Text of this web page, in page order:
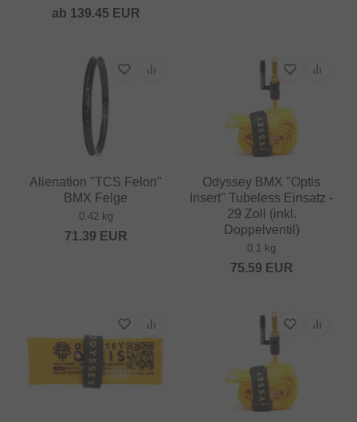
ab 139.45 EUR
Alienation "TCS Felon"
BMX Felge
0.42 kg
71.39 EUR
Odyssey BMX "Optis
Insert" Tubeless Einsatz -
29 Zoll (inkl.
Doppelventil)
0.1 kg
75.59 EUR